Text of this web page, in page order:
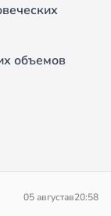
объемов
05 августав20:58